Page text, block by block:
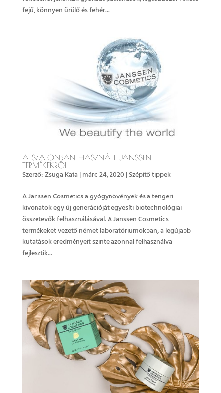
fejű, könnyen ürülő és fehér...
A SZALONBAN HASZNÁLT JANSSEN
TERMÉKEKRŐL
Szerző:Zsuga Kata |márc 24, 2020 |Szépítő tippek
A Janssen Cosmetics a gyógynövények és a tengeri
kivonatok egy új generációját egyesíti biotechnológiai
összetevők felhasználásával. A Janssen Cosmetics
termékeket vezető német laboratóriumokban, a legújabb
kutatások eredményeit szinte azonnal felhasználva
fejlesztik...